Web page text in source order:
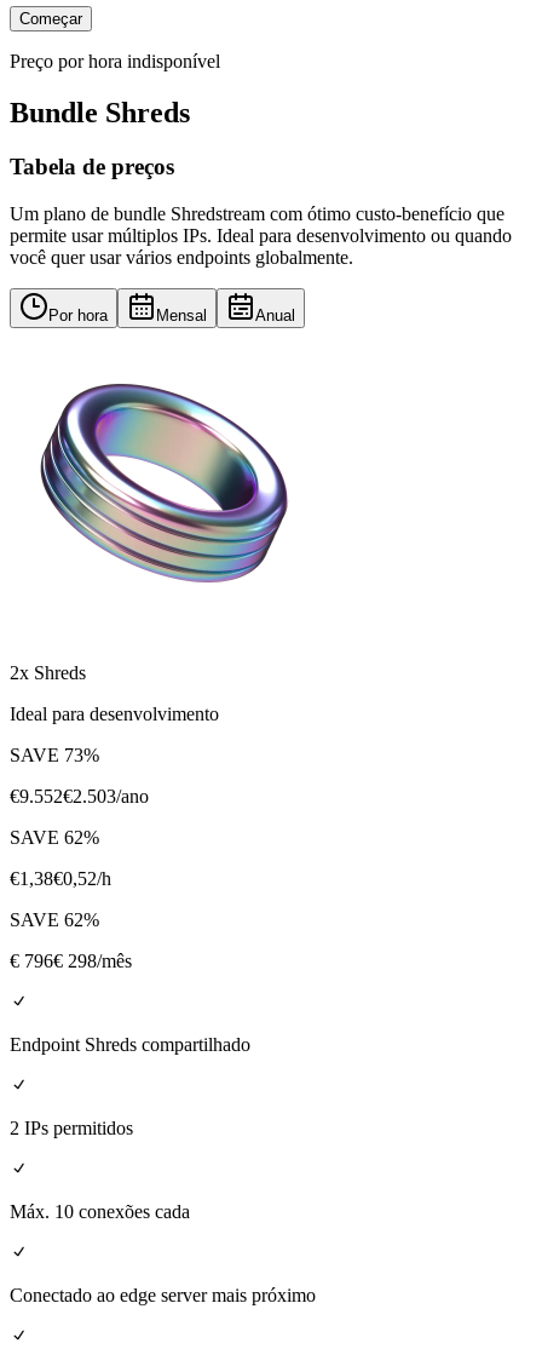
Começar
Preço por hora indisponível
Bundle Shreds
Tabela de preços
Um plano de bundle Shredstream com ótimo custo-benefício que
permite usar múltiplos IPs. Ideal para desenvolvimento ou quando
você quer usar vários endpoints globalmente.
Por hora Mensal Anual
2x Shreds
Ideal para desenvolvimento
SAVE 73%
€9.552€2.503/ano
SAVE 62%
€1,38€0,52/h
SAVE 62%
€ 796€ 298/mês
Endpoint Shreds compartilhado
2 IPs permitidos
Máx. 10 conexões cada
Conectado ao edge server mais próximo